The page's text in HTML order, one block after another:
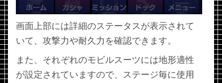
画面上部には詳細のステータスが表示されて
いて、攻撃力や耐久力を確認できます。
また、それぞれのモビルスーツには地形適性
が設定されていますので、ステージ毎に使用